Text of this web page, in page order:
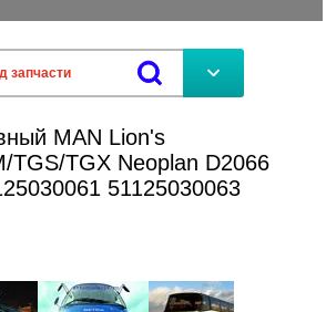
MAN Lion's
TGS/TGX Neoplan D2066
51125030063